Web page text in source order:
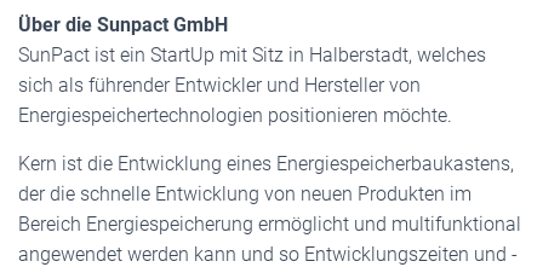
Über die Sunpact GmbH
SunPact ist ein StartUp mit Sitz in Halberstadt, welches
sich als führender Entwickler und Hersteller von
Energiespeichertechnologien positionieren möchte.
Kern ist die Entwicklung eines Energiespeicherbaukastens,
der die schnelle Entwicklung von neuen Produkten im
Bereich Energiespeicherung ermöglicht und multifunktional
angewendet werden kann und so Entwicklungszeiten und -